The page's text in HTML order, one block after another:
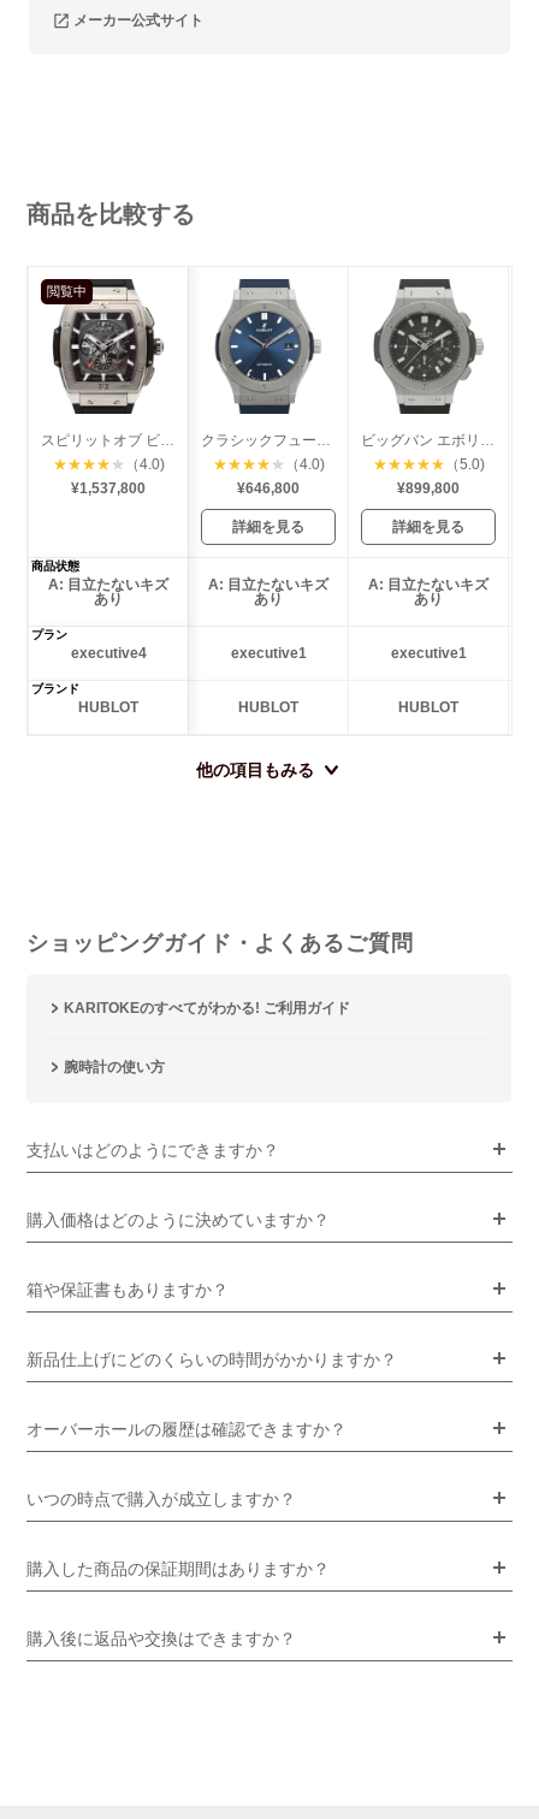
メーカー公式サイト
商品を比較する
閲覧中
★★★★ ★
（4.0)
¥1,537,800
★★★★ ★
（4.0)
¥646,800
詳細を見る
★★★★★ （5.0)
¥899,800
詳細を見る
商品状態
A: 目立たないキズ
あり
A: 目立たないキズ
あり
A: 目立たないキズ
あり
プラン
executive4 executive1 executive1
ブランド
HUBLOT HUBLOT HUBLOT
他の項目もみる
ショッピングガイド・よくあるご質問
KARITOKEのすべてがわかる! ご利用ガイド
腕時計の使い方
支払いはどのようにできますか？
購入価格はどのように決めていますか？
箱や保証書もありますか？
新品仕上げにどのくらいの時間がかかりますか？
オーバーホールの履歴は確認できますか？
いつの時点で購入が成立しますか？
購入した商品の保証期間はありますか？
購入後に返品や交換はできますか？